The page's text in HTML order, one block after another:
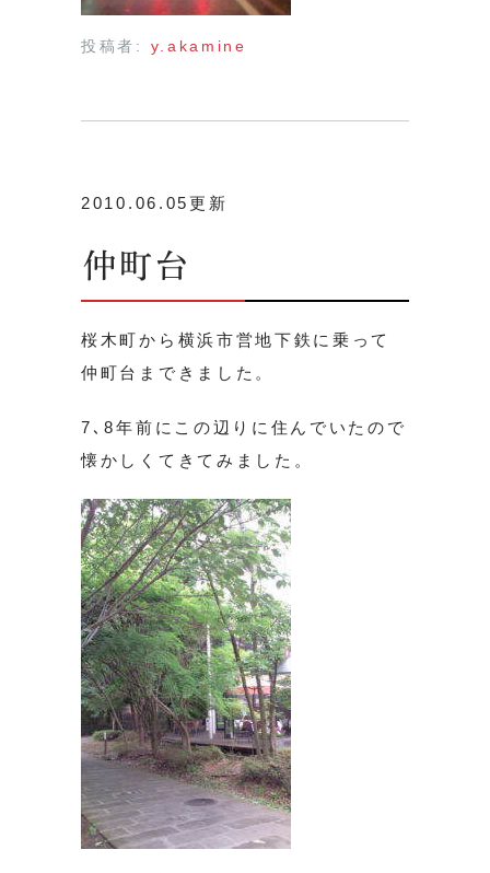
投稿者: y.akamine
2010.06.05更新
仲町台
桜木町から横浜市営地下鉄に乗って
仲町台まできました。
7､8年前にこの辺りに住んでいたので
懐かしくてきてみました。